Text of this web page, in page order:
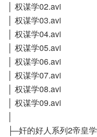
│ 权谋学02.avi
│ 权谋学03.avi
│ 权谋学04.avi
│ 权谋学05.avi
│ 权谋学06.avi
│ 权谋学07.avi
│ 权谋学08.avi
│ 权谋学09.avi
├─奸的好人系列2帝皇学